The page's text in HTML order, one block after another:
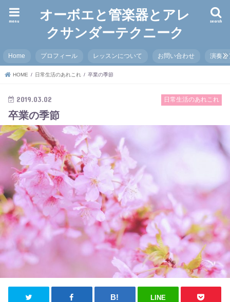
オーボエと管楽器とアレ
クサンダーテクニーク
search
menu
Home プロフィール レッスンについて お問い合わせ 演奏と
HOME 日常生活のあれこれ 卒業の季節
日常生活のあれこれ
2019.03.02
卒業の季節
LINE